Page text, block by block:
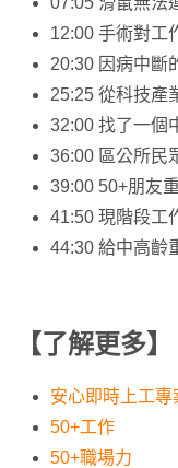
12:00 手術對工
20:30 因病中斷
25:25 從科技產
32:00 找了一個
36:00 區公所民
39:00 50+朋友
41:50 現階段工
44:30 給中高齡
【了解更多】
安心即時上工專
50+工作
50+職場力